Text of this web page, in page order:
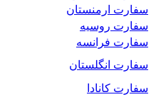
سفارت ارمنستان
سفارت روسیه
سفارت فرانسه
سفارت انگلستان
سفارت کانادا